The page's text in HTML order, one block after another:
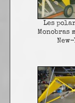
Les
Monobras